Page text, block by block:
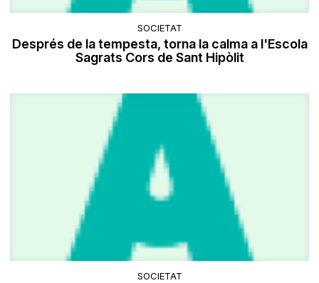
SOCIETAT
Després de la tempesta, torna la calma a l'Escola
Sagrats Cors de Sant Hipòlit
SOCIETAT